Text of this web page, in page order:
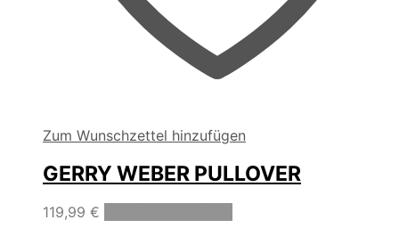
Zum Wunschzettel hinzufügen
GERRY WEBER PULLOVER
119,99 €